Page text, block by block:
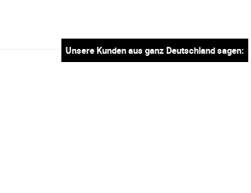
Unsere Kunden aus ganz Deutschland sagen: